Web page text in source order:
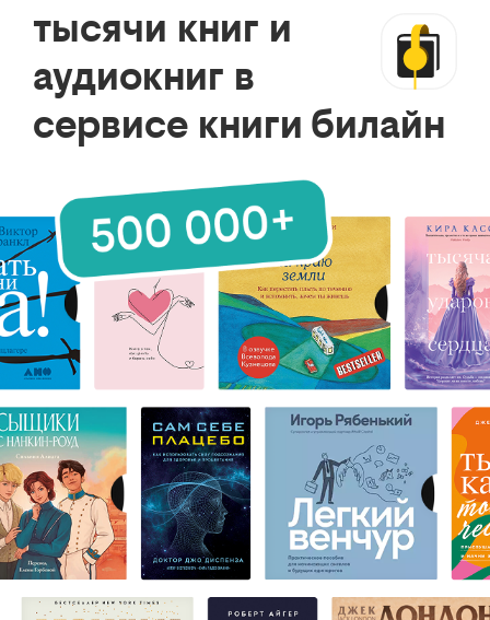
тысячи книг и
аудиокниг в
сервисе книги билайн